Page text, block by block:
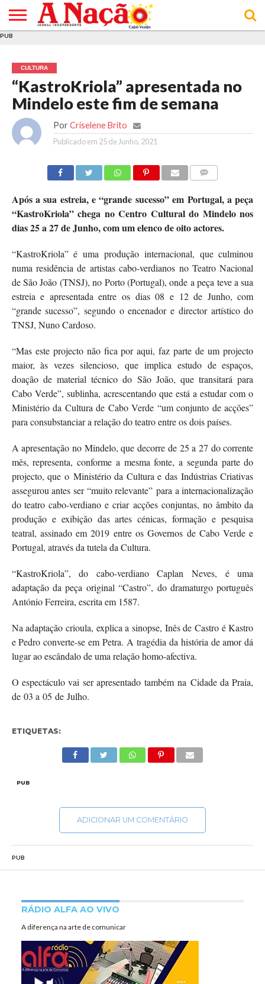
E DE
COOKIES
DE
UTILIZAÇÃO
PUB
CULTURA
“KastroKriola” apresentada no
Mindelo este fim de semana
Por Criselene Brito
Publicado em 25 de Junho, 2021
Após a sua estreia, e “grande sucesso” em Portugal, a peça
“KastroKriola” chega no Centro Cultural do Mindelo nos
dias 25 a 27 de Junho, com um elenco de oito actores.
“KastroKriola” é uma produção internacional, que culminou
numa residência de artistas cabo-verdianos no Teatro Nacional
de São João (TNSJ), no Porto (Portugal), onde a peça teve a sua
estreia e apresentada entre os dias 08 e 12 de Junho, com
“grande sucesso”, segundo o encenador e director artístico do
TNSJ, Nuno Cardoso.
“Mas este projecto não fica por aqui, faz parte de um projecto
maior, às vezes silencioso, que implica estudo de espaços,
doação de material técnico do São João, que transitará para
Cabo Verde”, sublinha, acrescentando que está a estudar com o
Ministério da Cultura de Cabo Verde “um conjunto de acções”
para consubstanciar a relação do teatro entre os dois países.
A apresentação no Mindelo, que decorre de 25 a 27 do corrente
mês, representa, conforme a mesma fonte, a segunda parte do
projecto, que o Ministério da Cultura e das Indústrias Criativas
assegurou antes ser “muito relevante” para a internacionalização
do teatro cabo-verdiano e criar acções conjuntas, no âmbito da
produção e exibição das artes cénicas, formação e pesquisa
teatral, assinado em 2019 entre os Governos de Cabo Verde e
Portugal, através da tutela da Cultura.
“KastroKriola”, do cabo-verdiano Caplan Neves, é uma
adaptação da peça original “Castro”, do dramaturgo português
António Ferreira, escrita em 1587.
Na adaptação crioula, explica a sinopse, Inês de Castro é Kastro
e Pedro converte-se em Petra. A tragédia da história de amor dá
lugar ao escândalo de uma relação homo-afectiva.
O espectáculo vai ser apresentado também na Cidade da Praia,
de 03 a 05 de Julho.
ETIQUETAS:
PUB
ADICIONAR UM COMENTÁRIO
PUB
RÁDIO ALFA AO VIVO
A diferença na arte de comunicar